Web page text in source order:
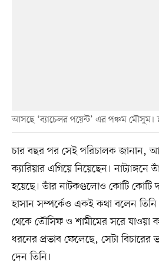
আসছে ‘ব্যাচেলর পয়েন্ট’ এর পঞ্চম মৌসুম।
চার বছর পর সেই পরিচালক জানান,
ক্যারিয়ার এগিয়ে নিয়েছেন। নাট্যাঙ্গনে
হয়েছে। তাঁর নাটকগুলোও কোটি কোটি
হাসান সম্পর্কেও একই কথা বলেন তিনি।
থেকে তৌসিফ ও শামীমের সরে যাওয়া
ধরনের প্রভাব ফেলেছে, সেটা
দেন তিনি।